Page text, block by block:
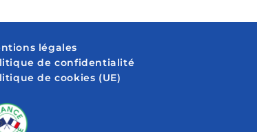
légales
de confidentialité
de cookies (UE)